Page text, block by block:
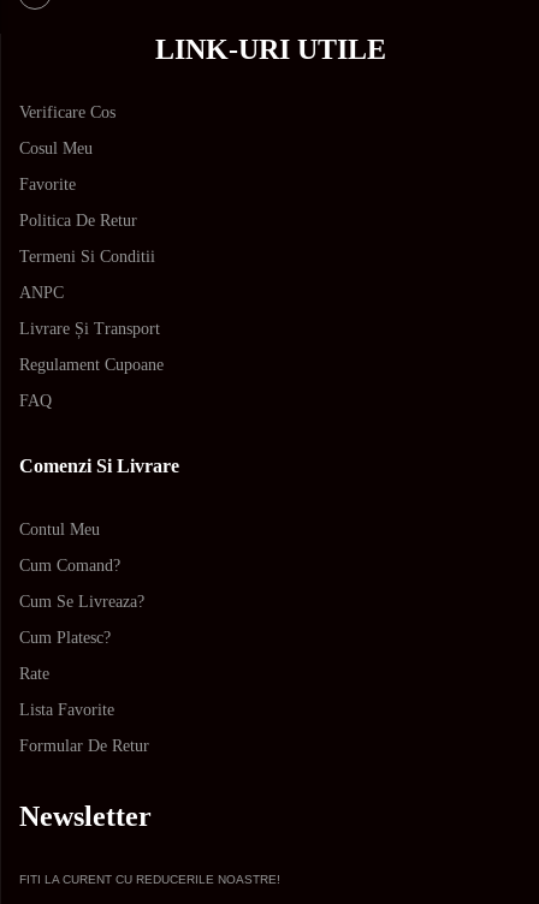
LINK-URI UTILE
Verificare Cos
Cosul Meu
Favorite
Politica De Retur
Termeni Si Conditii
ANPC
Livrare Și Transport
Regulament Cupoane
FAQ
Comenzi Si Livrare
Contul Meu
Cum Comand?
Cum Se Livreaza?
Cum Platesc?
Rate
Lista Favorite
Formular De Retur
Newsletter
FITI LA CURENT CU REDUCERILE NOASTRE!